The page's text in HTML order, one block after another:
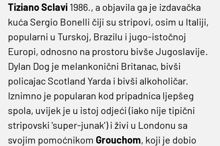
Tiziano Sclavi 1986., a objavila ga je izdavačka
kuća Sergio Bonelli čiji su stripovi, osim u Italiji,
popularni u Turskoj, Brazilu i jugo-istočnoj
Europi, odnosno na prostoru bivše Jugoslavije.
Dylan Dog je melankonični Britanac, bivši
policajac Scotland Yarda i bivši alkoholičar.
Iznimno je popularan kod pripadnica ljepšeg
spola, uvijek je u istoj odjeći (iako nije tipični
stripovski 'super-junak') i živi u Londonu sa
svojim pomoćnikom Grouchom, koji je dobio